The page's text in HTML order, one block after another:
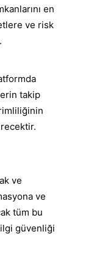
en
ve risk
takip
ve
ve
tüm bu
güvenliği